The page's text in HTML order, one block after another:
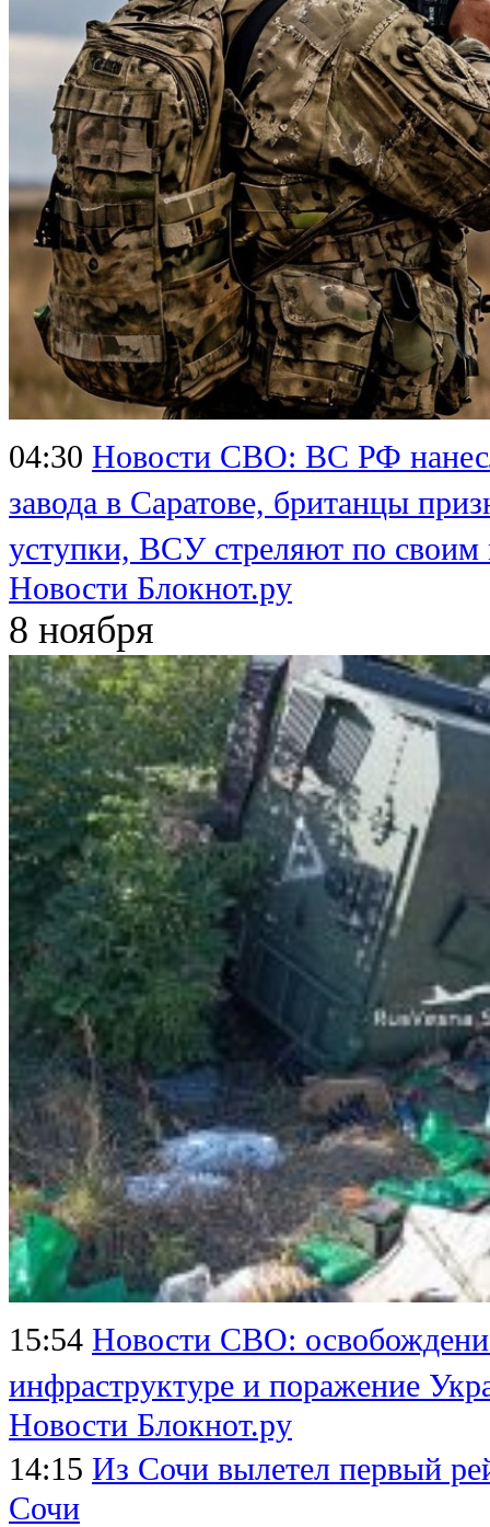
04:30 Новости СВО: ВС РФ
завода в Саратове, британцы
уступки, ВСУ стреляют по
Новости Блокнот.ру
8 ноября
15:54 Новости СВО:
инфраструктуре и поражение
Новости Блокнот.ру
14:15 Из Сочи вылетел первый
Сочи